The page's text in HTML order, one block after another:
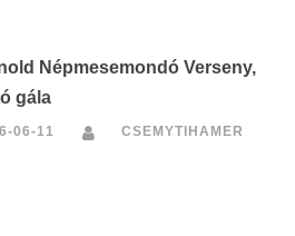
Népmesemondó Verseny,
gála
06-11 CSEMYTIHAMER